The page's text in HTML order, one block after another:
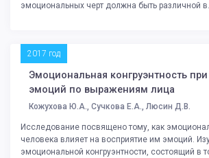
эмоциональных черт должна быть различной
2017 год
Эмоциональная конгруэнтность
эмоций по выражениям лица
Кожухова Ю.А., Сучкова Е.А., Люсин Д.В.
Исследование посвящено тому, как
человека влияет на восприятие им эмоций.
эмоциональной конгруэнтности, состоящий в